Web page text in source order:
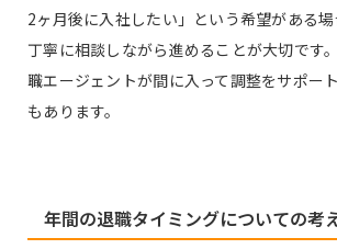
2ヶ月後に入社したい」という希望がある
丁寧に相談しながら進めることが大切です
職エージェントが間に入って調整をサポー
もあります。
年間の退職タイミングについての考